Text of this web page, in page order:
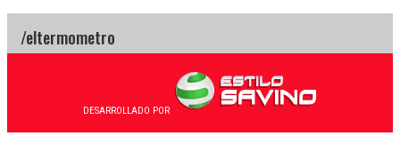
DESARROLLADO POR